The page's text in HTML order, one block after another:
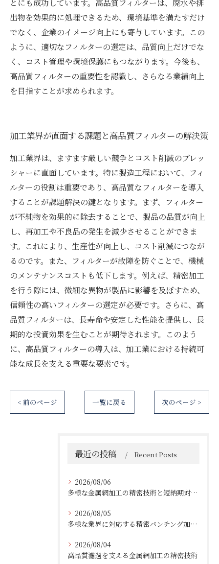
とにも成功しています。高品質フィルターは、廃水や排
出物を効果的に処理できるため、環境基準を満たすだけ
でなく、企業のイメージ向上にも寄与しています。この
ように、適切なフィルターの選定は、品質向上だけでな
く、コスト管理や環境保護にもつながります。今後も、
高品質フィルターの重要性を認識し、さらなる業績向上
を目指すことが求められます。
加工業界が直面する課題と高品質フィルターの解決策
加工業界は、ますます厳しい競争とコスト削減のプレッ
シャーに直面しています。特に製造工程において、フィ
ルターの役割は重要であり、高品質なフィルターを導入
することが課題解決の鍵となります。まず、フィルター
が不純物を効果的に除去することで、製品の品質が向上
し、再加工や不良品の発生を減少させることができま
す。これにより、生産性が向上し、コスト削減につなが
るのです。また、フィルターが故障を防ぐことで、機械
のメンテナンスコストも低下します。例えば、精密加工
を行う際には、微細な異物が製品に影響を及ぼすため、
信頼性の高いフィルターの選定が必要です。さらに、高
品質フィルターは、長寿命や安定した性能を提供し、長
期的な投資効果を生むことが期待されます。このよう
に、高品質フィルターの導入は、加工業における持続可
能な成長を支える重要な要素です。
< 前のページ 一覧に戻る 次のページ >
最近の投稿 Recent Posts
2026/08/06
多様な金属網加工の精密技術と短納期対応の実例
2026/08/05
多様な業界に対応する精密パンチング加工の実践技術
2026/08/04
高品質濾過を支える金属網加工の精密技術